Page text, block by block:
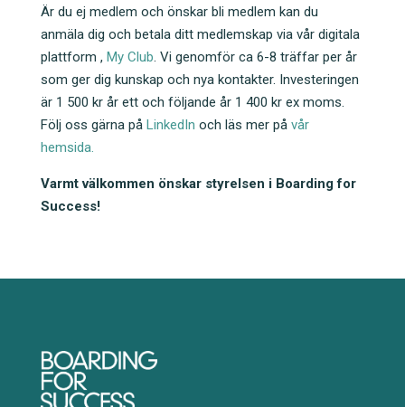
Är du ej medlem och önskar bli medlem kan du
anmäla dig och betala ditt medlemskap via vår digitala
plattform , My Club . Vi genomför ca 6-8 träffar per år
som ger dig kunskap och nya kontakter. Investeringen
är 1 500 kr år ett och följande år 1 400 kr ex moms.
Följ oss gärna på LinkedIn och läs mer på vår
hemsida.
Varmt välkommen önskar styrelsen i Boarding for
Success!